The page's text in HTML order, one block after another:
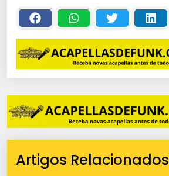
e
á
u
i
o
Artigos Relacionados